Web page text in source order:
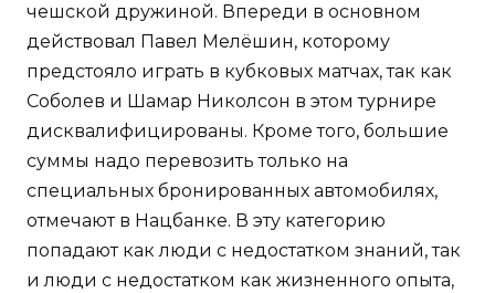
чешской дружиной. Впереди в основном
действовал Павел Мелёшин, которому
предстояло играть в кубковых матчах, так как
Соболев и Шамар Николсон в этом турнире
дисквалифицированы. Кроме того, большие
суммы надо перевозить только на
специальных бронированных автомобилях,
отмечают в Нацбанке. В эту категорию
попадают как люди с недостатком знаний, так
и люди с недостатком как жизненного опыта,